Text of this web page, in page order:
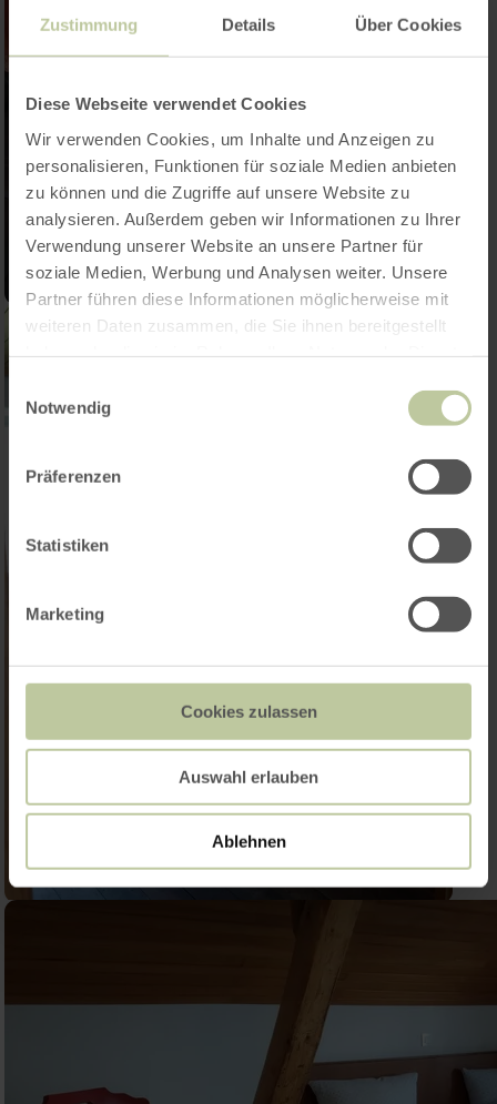
Zustimmung Details Über Cookies
Diese Webseite verwendet Cookies
Wir verwenden Cookies, um Inhalte und Anzeigen zu
personalisieren, Funktionen für soziale Medien anbieten
zu können und die Zugriffe auf unsere Website zu
analysieren. Außerdem geben wir Informationen zu Ihrer
Verwendung unserer Website an unsere Partner für
soziale Medien, Werbung und Analysen weiter. Unsere
Partner führen diese Informationen möglicherweise mit
weiteren Daten zusammen, die Sie ihnen bereitgestellt
Notwendig
Präferenzen
Statistiken
Marketing
Cookies zulassen
Auswahl erlauben
Ablehnen